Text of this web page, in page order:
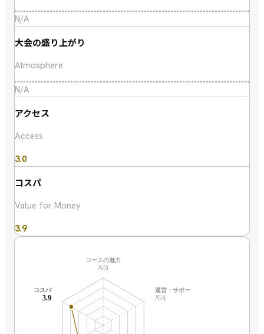
N/A
大会の盛り上がり
Atmosphere
N/A
アクセス
Access
3.0
コスパ
Value for Money
3.9
コースの魅力
N/A
運営・サポート
N/A
コスパ
3.9